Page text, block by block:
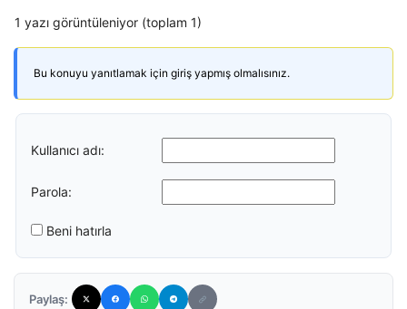
1 yazı görüntüleniyor (toplam 1)
Bu konuyu yanıtlamak için giriş yapmış olmalısınız.
Kullanıcı adı:
Parola:
Beni hatırla
Paylaş: